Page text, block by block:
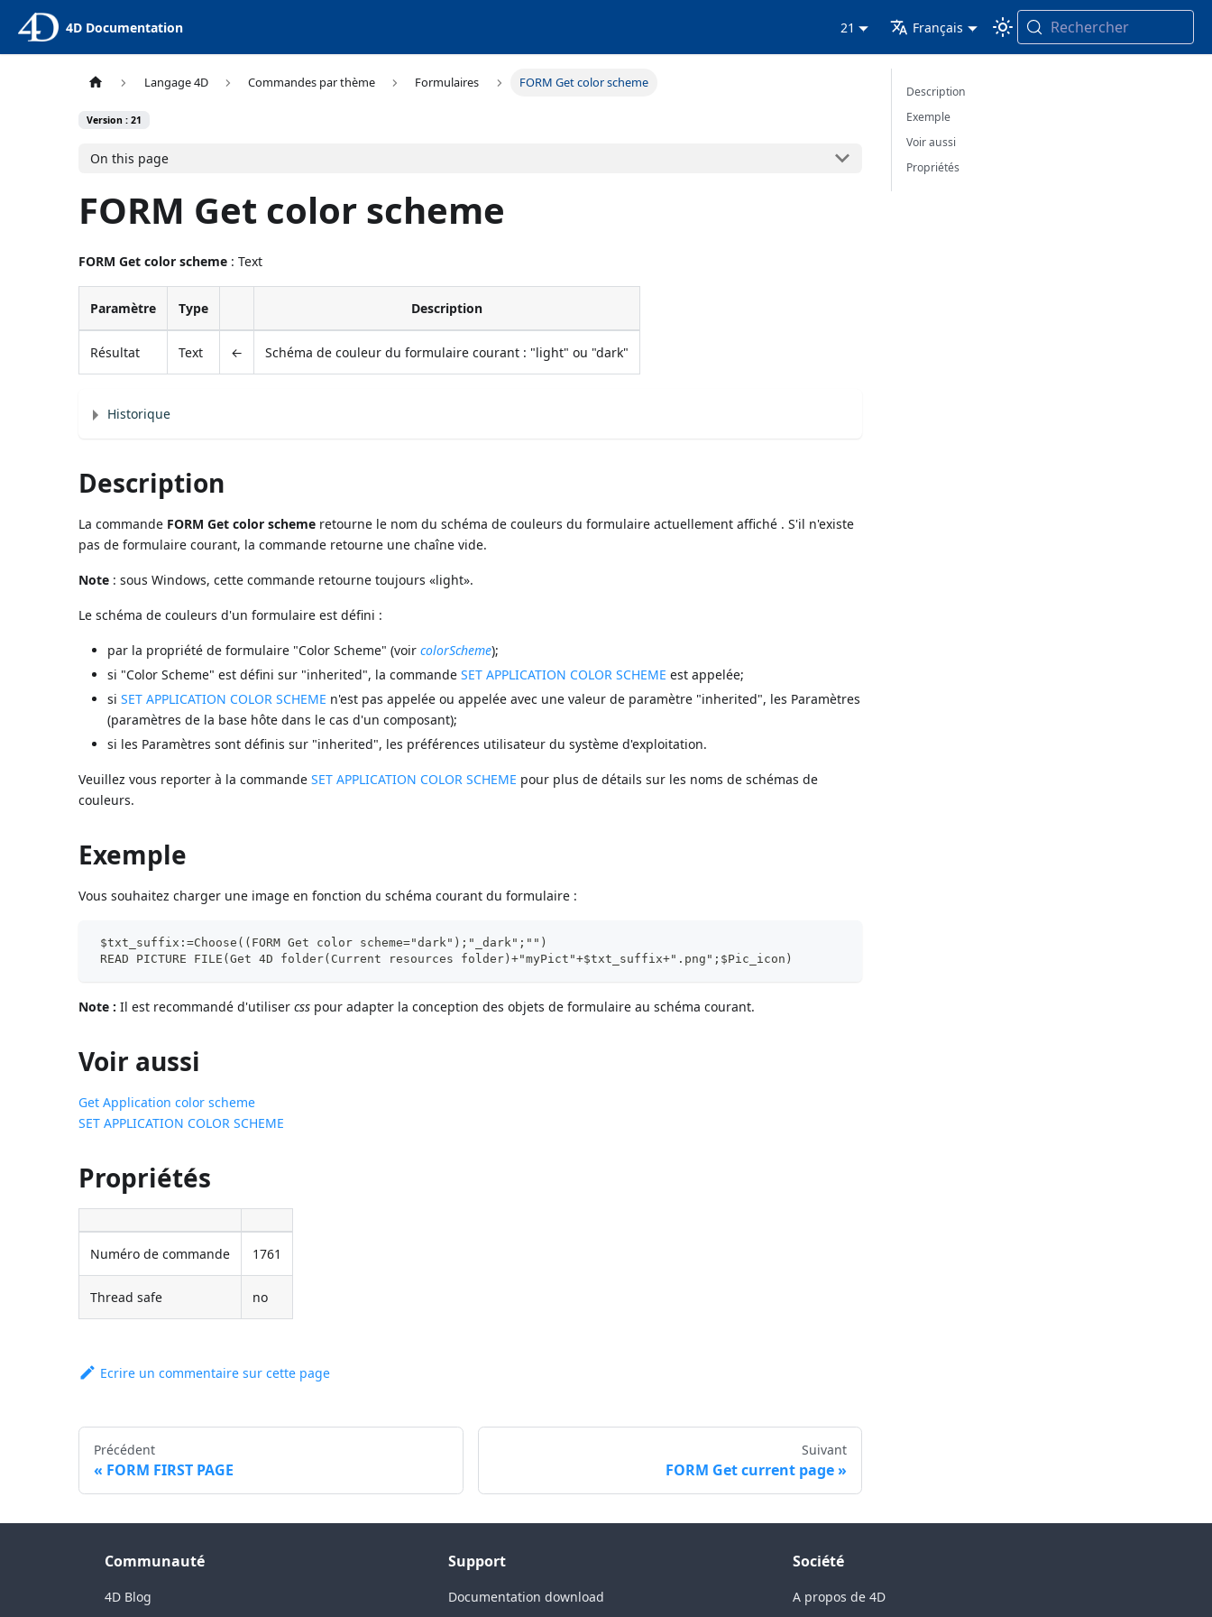
4D Documentation 21 Français Rechercher
Langage 4D Commandes par thème Formulaires FORM Get color scheme
Version : 21
On this page
FORM Get color scheme
FORM Get color scheme : Text
Paramètre Type Description
Résultat Text ← Schéma de couleur du formulaire courant : "light" ou "dark"
Historique
Description
La commande FORM Get color scheme retourne le nom du schéma de couleurs du formulaire actuellement affiché . S'il n'existe
pas de formulaire courant, la commande retourne une chaîne vide.
Note : sous Windows, cette commande retourne toujours «light».
Le schéma de couleurs d'un formulaire est défini :
par la propriété de formulaire "Color Scheme" (voircolorScheme);
si "Color Scheme" est défini sur "inherited", la commandeSET APPLICATION COLOR SCHEME est appelée;
siSET APPLICATION COLOR SCHEME n'est pas appelée ou appelée avec une valeur de paramètre "inherited", les Paramètres
(paramètres de la base hôte dans le cas d'un composant);
si les Paramètres sont définis sur "inherited", les préférences utilisateur du système d'exploitation.
Veuillez vous reporter à la commandeSET APPLICATION COLOR SCHEME pour plus de détails sur les noms de schémas de
couleurs.
Exemple
Vous souhaitez charger une image en fonction du schéma courant du formulaire :
$txt_suffix:=Choose((FORM Get color scheme="dark");"_dark";"")
READ PICTURE FILE(Get 4D folder(Current resources folder)+"myPict"+$txt_suffix+".png";$Pic_icon)
Note : Il est recommandé d'utilisercss pour adapter la conception des objets de formulaire au schéma courant.
Voir aussi
Get Application color scheme
SET APPLICATION COLOR SCHEME
Propriétés
Numéro de commande 1761
Thread safe no
Ecrire un commentaire sur cette page
Précédent
FORM FIRST PAGE
Suivant
FORM Get current page
Description
Exemple
Voir aussi
Propriétés
Communauté
4D Blog
Support
Documentation download
Société
A propos de 4D